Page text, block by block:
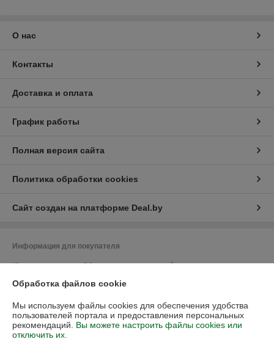
О нас
Контакты
Доставка и оплата
График работы
Полная версия сайта
Политика обработки cookies
Сайт создан на платформе Deal.by
Информация для покупателя
Юридическое лицо:Общество с ограниченной ответственностью
г.Минск, ул.Чернышевского 10А, каб.104
Регистрационный номер ЕГР: 193458078
УНП: 193458078
Обработка файлов cookie
Мы используем файлы cookies для обеспечения удобства
пользователей портала и предоставления персональных
рекомендаций. Вы можете настроить файлы cookies или
отключить их.